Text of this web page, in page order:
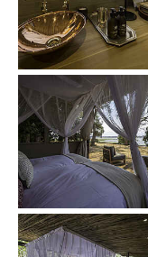
Show larger version
Show larger version